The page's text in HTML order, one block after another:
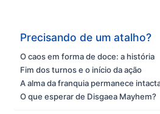
Precisando de um atalho?
O caos em forma de doce: a história
Fim dos turnos e o início da ação
A alma da franquia permanece
O que esperar de Disgaea Mayhem?